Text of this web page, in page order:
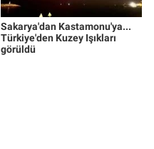
Sakarya'dan Kastamonu'ya...
Türkiye'den Kuzey Işıkları
görüldü